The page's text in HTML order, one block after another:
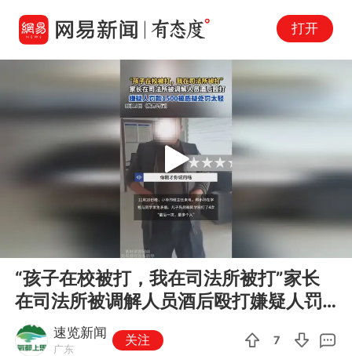
打开
Play
“孩子在校被打，我在司法所被打”家长
在司法所被调解人员酒后殴打嫌疑人罚
款1500被质疑处罚太轻
速览新闻
广东
关注 7